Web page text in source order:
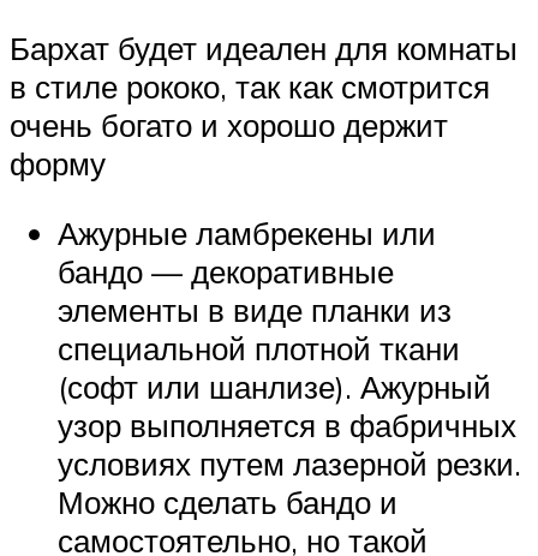
Бархат будет идеален для комнаты
в стиле рококо, так как смотрится
очень богато и хорошо держит
форму
Ажурные ламбрекены или
бандо — декоративные
элементы в виде планки из
специальной плотной ткани
(софт или шанлизе). Ажурный
узор выполняется в фабричных
условиях путем лазерной резки.
Можно сделать бандо и
самостоятельно, но такой